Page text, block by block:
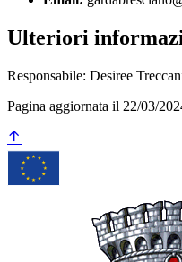
Ulteriori
Responsabile: Desiree
Pagina aggiornata il 22/03/